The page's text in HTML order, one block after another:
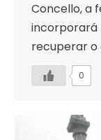
Concello, a
incorporará
recuperar o
0